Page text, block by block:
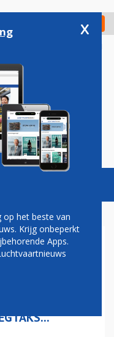
Check in
Vacatures
x
op het beste van
Krijg onbeperkt
Apps.